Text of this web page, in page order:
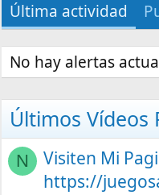
Última actividad
No hay alertas
Últimos Vídeos
N
Visiten Mi
https://